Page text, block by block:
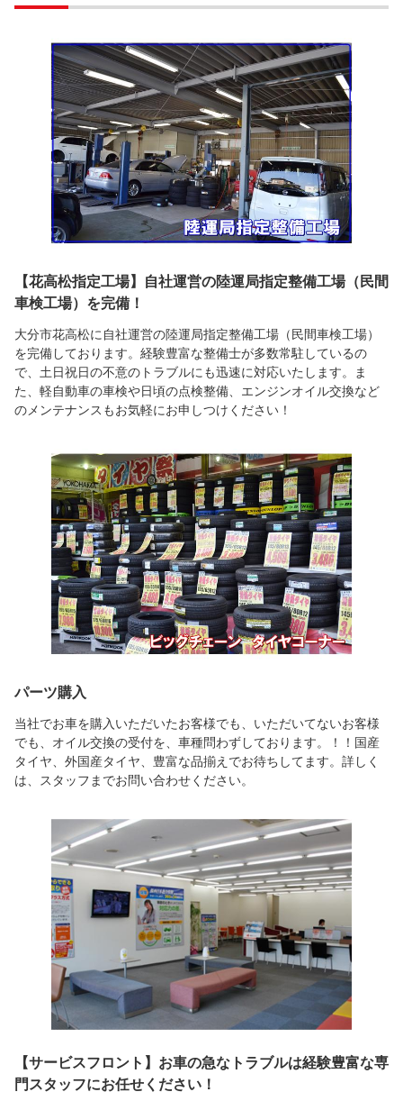
【花高松指定工場】自社運営の陸運局指定整備工場（民間
車検工場）を完備！
大分市花高松に自社運営の陸運局指定整備工場（民間車検工場）
を完備しております。経験豊富な整備士が多数常駐しているの
で、土日祝日の不意のトラブルにも迅速に対応いたします。ま
た、軽自動車の車検や日頃の点検整備、エンジンオイル交換など
のメンテナンスもお気軽にお申しつけください！
パーツ購入
当社でお車を購入いただいたお客様でも、いただいてないお客様
でも、オイル交換の受付を、車種問わずしております。！！国産
タイヤ、外国産タイヤ、豊富な品揃えでお待ちしてます。詳しく
は、スタッフまでお問い合わせください。
【サービスフロント】お車の急なトラブルは経験豊富な専
門スタッフにお任せください！